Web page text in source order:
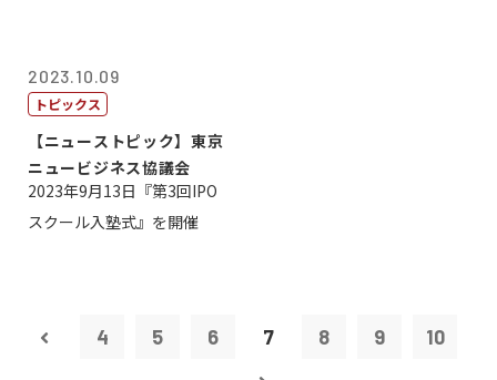
2023.10.09
トピックス
【ニューストピック】東京
ニュービジネス協議会
2023年9月13日『第3回IPO
スクール入塾式』を開催
4 5 6 7 8 9 10